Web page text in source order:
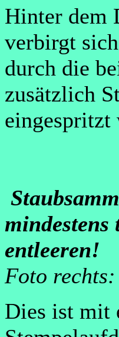
Hinter dem
verbirgt
durch die
zusätzlich
eingespritzt
mindestens
entleeren!
Foto rechts:
Dies ist mit